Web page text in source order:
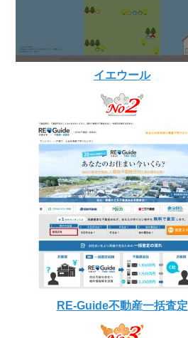
イエウール
RE-Guide不動産一括査定